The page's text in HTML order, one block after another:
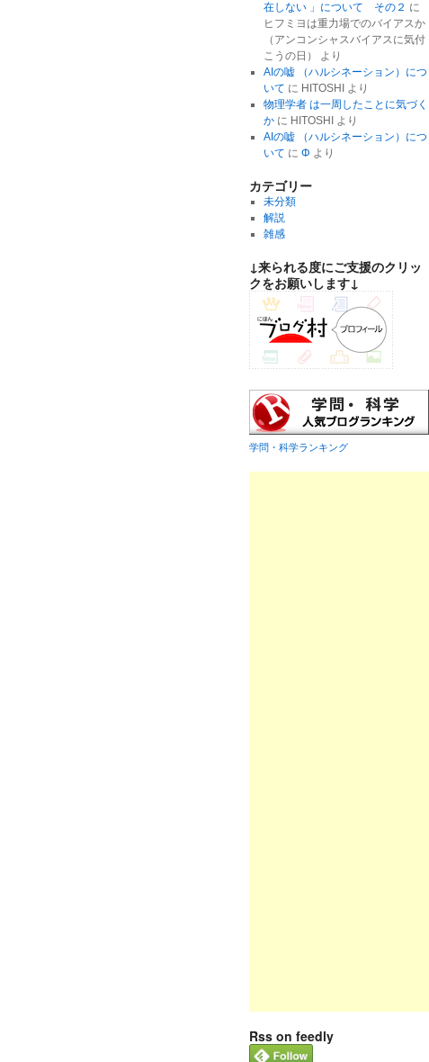
在しない 」について その２ に
ヒフミヨは重力場でのバイアスか
（アンコンシャスバイアスに気付
こうの日）
より
AIの嘘 （ハルシネーション）につ
いて に HITOSHI
より
物理学者 は一周したことに気づく
かに HITOSHI
より
AIの嘘 （ハルシネーション）につ
いて に Φ より
カテゴリー
未分類
解説
雑感
↓来られる度にご支援のクリッ
クをお願いします↓
学問・科学ランキング
Rss on feedly